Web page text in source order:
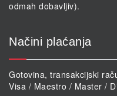
odmah dobavljiv).
Načini plaćanja
Gotovina, transakcijski
Visa / Maestro / Master /